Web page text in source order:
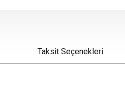
Taksit Seçenekleri